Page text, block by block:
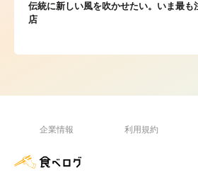
伝統に新しい風を吹かせたい。いま最も
店
企業情報 利用規約